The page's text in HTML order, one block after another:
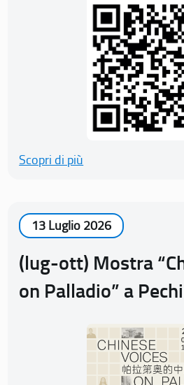
Scopri di più
13 Luglio 2026
(lug-ott) Mostra
on Palladio” a